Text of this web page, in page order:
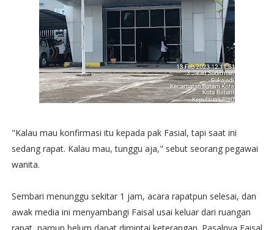
"Kalau mau konfirmasi itu kepada pak Fasial, tapi saat ini
sedang rapat. Kalau mau, tunggu aja," sebut seorang pegawai
wanita.
Sembari menunggu sekitar 1 jam, acara rapatpun selesai, dan
awak media ini menyambangi Faisal usai keluar dari ruangan